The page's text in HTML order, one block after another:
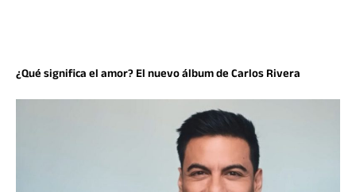
¿Qué significa el amor? El nuevo álbum de Carlos Rivera